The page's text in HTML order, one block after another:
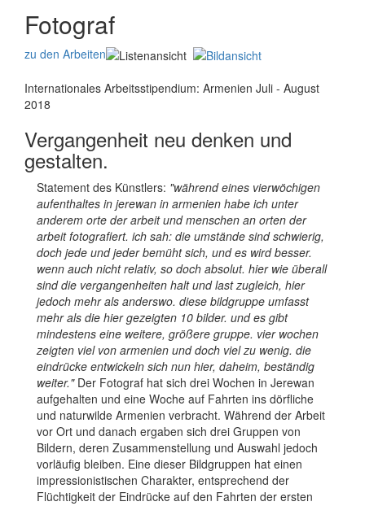
Fotograf
zu den Arbeiten
Internationales Arbeitsstipendium: Armenien Juli - August
2018
Vergangenheit neu denken und
gestalten.
Statement des Künstlers: "während eines vierwöchigen
aufenthaltes in jerewan in armenien habe ich unter
anderem orte der arbeit und menschen an orten der
arbeit fotografiert. ich sah: die umstände sind schwierig,
doch jede und jeder bemüht sich, und es wird besser.
wenn auch nicht relativ, so doch absolut. hier wie überall
sind die vergangenheiten halt und last zugleich, hier
jedoch mehr als anderswo. diese bildgruppe umfasst
mehr als die hier gezeigten 10 bilder. und es gibt
mindestens eine weitere, größere gruppe. vier wochen
zeigten viel von armenien und doch viel zu wenig. die
eindrücke entwickeln sich nun hier, daheim, beständig
weiter."Der Fotograf hat sich drei Wochen in Jerewan
aufgehalten und eine Woche auf Fahrten ins dörfliche
und naturwilde Armenien verbracht. Während der Arbeit
vor Ort und danach ergaben sich drei Gruppen von
Bildern, deren Zusammenstellung und Auswahl jedoch
vorläufig bleiben. Eine dieser Bildgruppen hat einen
impressionistischen Charakter, entsprechend der
Flüchtigkeit der Eindrücke auf den Fahrten der ersten